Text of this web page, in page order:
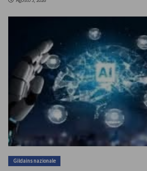
Gildains nazionale